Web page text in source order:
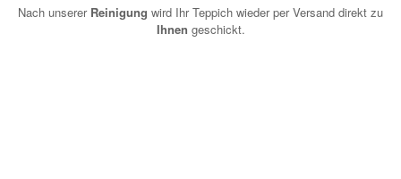
Nach unserer Reinigung wird Ihr Teppich wieder per Versand direkt zu
Ihnen geschickt.